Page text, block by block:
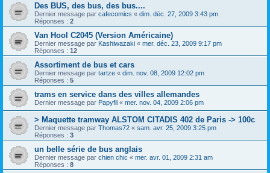
Des BUS, des bus, des bus....
Dernier message par cafecomics « dim. déc. 27, 2009 3:43 pm
Réponses : 2
Van Hool C2045 (Version Américaine)
Dernier message par Kashiwazaki « mer. déc. 23, 2009 9:17 pm
Réponses : 12
Assortiment de bus et cars
Dernier message par tartze « dim. nov. 08, 2009 12:02 pm
Réponses : 5
trams en service dans des villes allemandes
Dernier message par Papyfil « mer. nov. 04, 2009 2:06 pm
> Maquette tramway ALSTOM CITADIS 402 de Paris -> 100c
Dernier message par Thomas72 « sam. avr. 25, 2009 3:25 pm
Réponses : 3
un belle série de bus anglais
Dernier message par chien chic « mer. avr. 01, 2009 2:31 am
Réponses : 8